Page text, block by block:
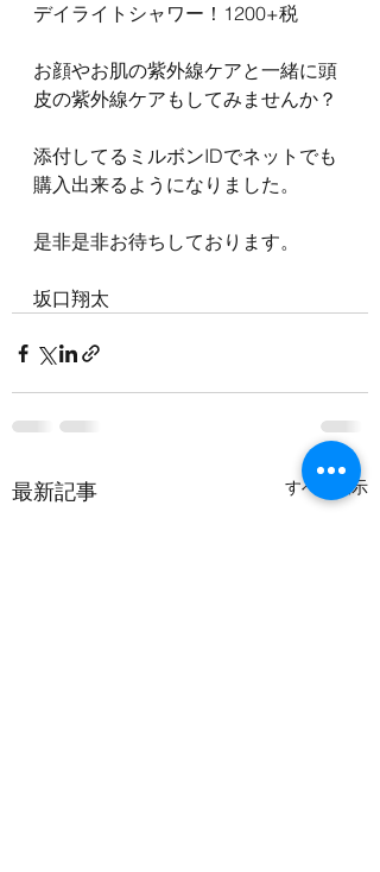
デイライトシャワー！1200+税
お顔やお肌の紫外線ケアと一緒に頭
皮の紫外線ケアもしてみませんか？
添付してるミルボンIDでネットでも
購入出来るようになりました。
是非是非お待ちしております。
坂口翔太
最新記事 すべて表示